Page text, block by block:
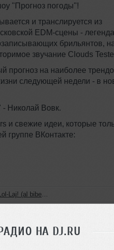
НА DJ.RU
"Прогноз погоды"!
и транслируется из
EDM-сцены -
брильянтов,
звучание Clouds
прогноз на наиболее
следующей недели - в
Николай Вовк.
и свежие идеи, которые
группе ВКонтакте:
(al biber remix)